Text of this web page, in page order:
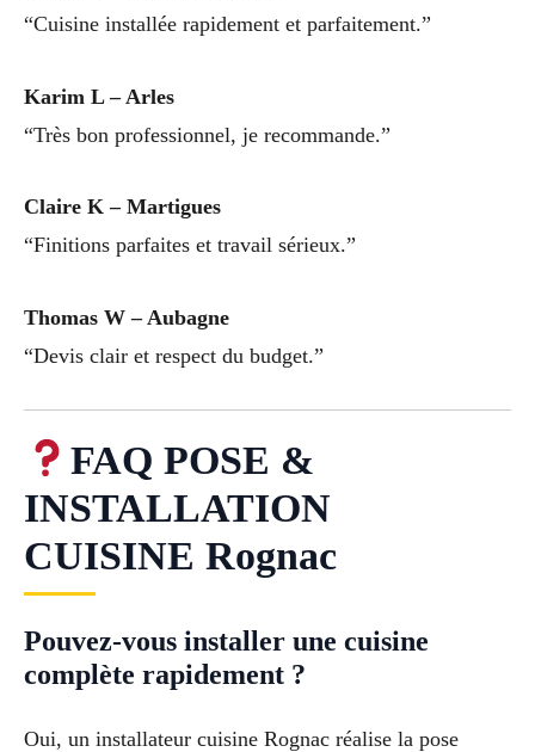
“Cuisine installée rapidement et parfaitement.”
Karim L – Arles
“Très bon professionnel, je recommande.”
Claire K – Martigues
“Finitions parfaites et travail sérieux.”
Thomas W – Aubagne
“Devis clair et respect du budget.”
FAQ POSE &
INSTALLATION
CUISINE Rognac
Pouvez-vous installer une cuisine
complète rapidement ?
Oui, un installateur cuisine Rognac réalise la pose